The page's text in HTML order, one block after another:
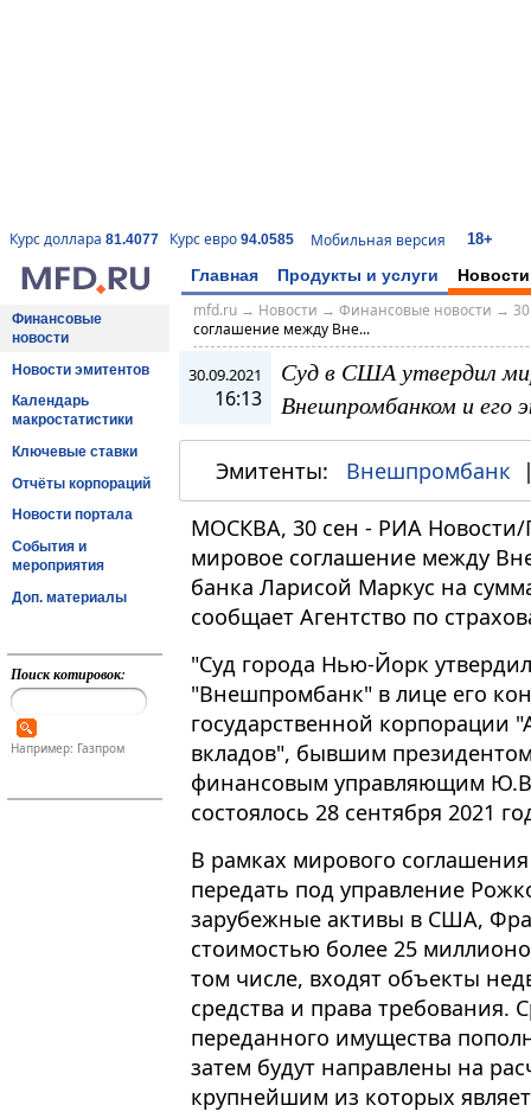
Курс доллара 81.4077 Курс евро 94.0585 Мобильная версия 18+
Главная Продукты и услуги Новости
Финансовые
новости
Новости эмитентов
Календарь
макростатистики
Ключевые ставки
Отчёты корпораций
Новости портала
События и
мероприятия
Доп. материалы
Поиск котировок:
Например: Газпром
mfd.ru→ Новости → Финансовые новости →
соглашение между Вне...
30.09.2021
16:13
Суд в США утвердил
Внешпромбанком и его
Эмитенты: Внешпромбанк
МОСКВА, 30 сен - РИА
мировое соглашение между
банка Ларисой Маркус на
сообщает Агентство по
"Суд города Нью-Йорк
"Внешпромбанк" в лице его
государственной корпорации
вкладов", бывшим
финансовым управляющим
состоялось 28 сентября 2021
В рамках мирового
передать под управление
зарубежные активы в США,
стоимостью более 25
том числе, входят объекты
средства и права требования.
переданного имущества
затем будут направлены на
крупнейшим из которых